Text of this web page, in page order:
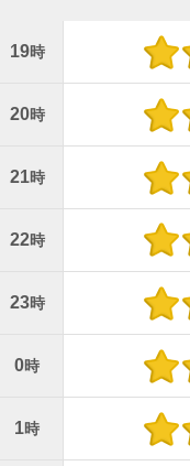
19時
20時
21時
22時
23時
0時
1時